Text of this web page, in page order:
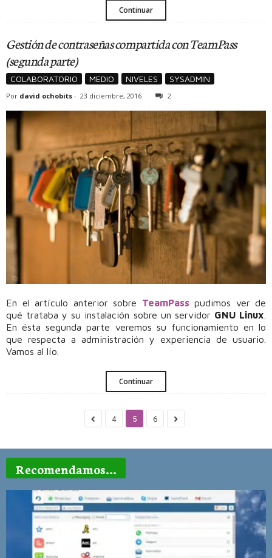
Continuar
Gestión de contraseñas compartida con TeamPass
(segunda parte)
COLABORATORIO MEDIO NIVELES SYSADMIN
Por david ochobits - 23 diciembre, 2016 2
En el artículo anterior sobre TeamPass pudimos ver de
qué trataba y su instalación sobre un servidor GNU Linux
En ésta segunda parte veremos su funcionamiento en lo
que respecta a administración y experiencia de usuario.
Vamos al lío.
Continuar
4 5 6
Recomendamos...